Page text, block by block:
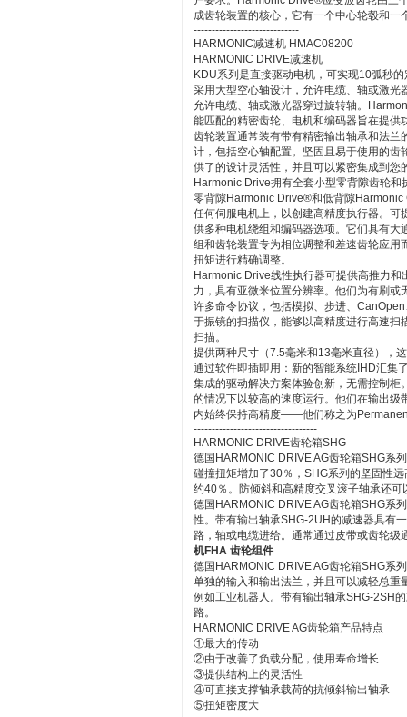
成齿轮装置的核心，它有一个中心轮毂和
-----------------------------
HARMONIC减速机 HMAC08200
HARMONIC DRIVE减速机
KDU系列是直接驱动电机，可实现10弧秒
采用大型空心轴设计，允许电缆、轴或激
允许电缆、轴或激光器穿过旋转轴。
能匹配的精密齿轮、电机和编码器旨在提供
齿轮装置通常装有带有精密输出轴承和法
计，包括空心轴配置。坚固且易于使用的
供了的设计灵活性，并且可以紧密集成到
Harmonic Drive拥有全套小型零背隙齿轮
零背隙Harmonic Drive®和低背隙
任何伺服电机上，以创建高精度执行器。
供多种电机绕组和编码器选项。它们具有
组和齿轮装置专为相位调整和差速齿轮应
扭矩进行精确调整。
Harmonic Drive线性执行器可提供高推力
力，具有亚微米位置分辨率。他们为有刷
许多命令协议，包括模拟、步进、
于振镜的扫描仪，能够以高精度进行高速
扫描。
提供两种尺寸（7.5毫米和13毫米直径），
通过软件即插即用：新的智能系统IHD汇集
集成的驱动解决方案体验创新，无需控制
的情况下以较高的速度运行。他们在输出
内始终保持高精度——他们称之为
----------------------------------
HARMONIC DRIVE齿轮箱SHG
德国HARMONIC DRIVE AG齿轮箱SHG系
碰撞扭矩增加了30％，SHG系列的坚固性
约40％。防倾斜和高精度交叉滚子轴承还
德国HARMONIC DRIVE AG齿轮箱SHG系
性。带有输出轴承SHG-2UH的减速器具有
路，轴或电缆进给。通常通过皮带或齿轮级
机FHA 齿轮组件
德国HARMONIC DRIVE AG齿轮箱SHG系
单独的输入和输出法兰，并且可以减轻总
例如工业机器人。带有输出轴承SHG-2SH
路。
HARMONIC DRIVE AG齿轮箱产品特点
①最大的传动
②由于改善了负载分配，使用寿命增长
③提供结构上的灵活性
④可直接支撑轴承载荷的抗倾斜输出轴承
⑤扭矩密度大